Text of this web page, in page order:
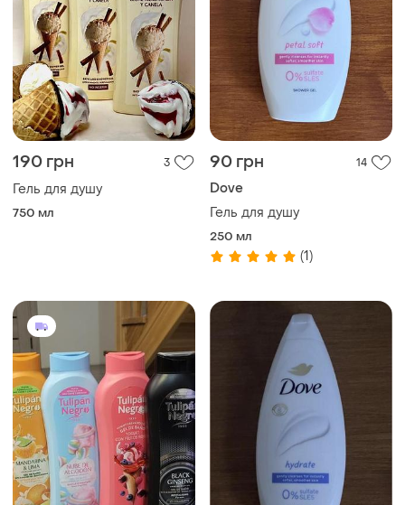
190 грн 3
Гель для душу
750 мл
90 грн 14
Dove
Гель для душу
250 мл
(1)